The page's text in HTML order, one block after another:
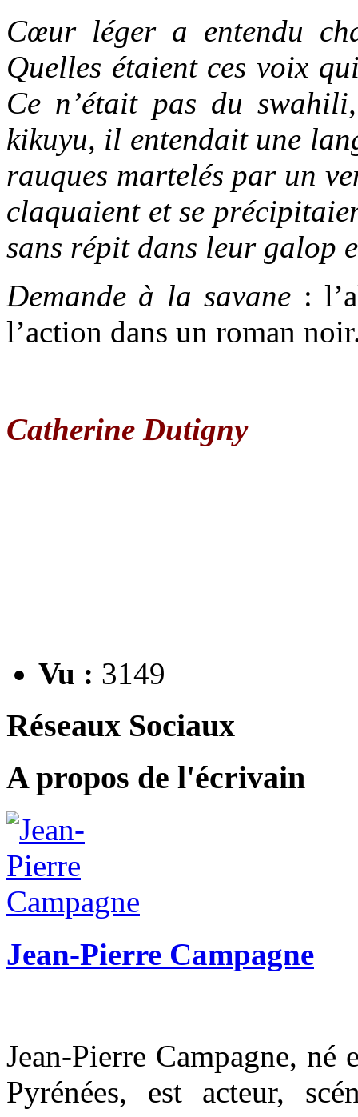
Cœur léger a entendu
Quelles étaient ces voix
Ce n’était pas du
kikuyu, il entendait une
rauques martelés par un
claquaient et se
sans répit dans leur galop
Demande à la savane :
l’action dans un roman
Catherine Dutigny
Vu : 3149
Réseaux Sociaux
A propos de l'écrivain
Jean-Pierre Campagne
Jean-Pierre Campagne,
Pyrénées, est acteur,